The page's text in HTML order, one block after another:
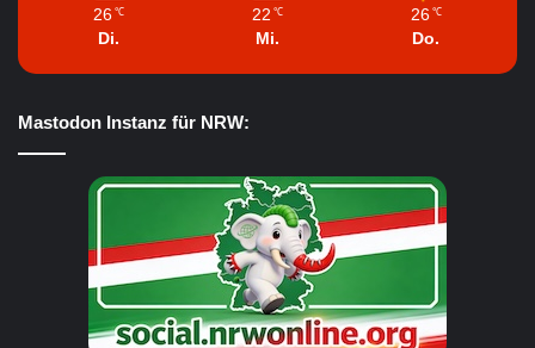
26 ℃
Di.
22 ℃
Mi.
26 ℃
Do.
Mastodon Instanz für NRW: